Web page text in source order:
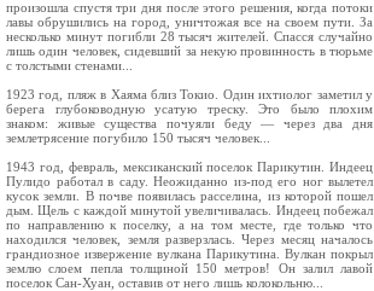
произошла спустя три дня после этого решения, когда потоки
лавы обрушились на город, уничтожая все на своем пути. За
несколько минут погибли 28 тысяч жителей. Спасся случайно
лишь один человек, сидевший за некую провинность в тюрьме
с толстыми стенами...
1923 год, пляж в Хаяма близ Токио. Один ихтиолог заметил у
берега глубоководную усатую треску. Это было плохим
знаком: живые существа почуяли беду — через два дня
землетрясение погубило 150 тысяч человек...
1943 год, февраль, мексиканский поселок Парикутин. Индеец
Пулидо работал в саду. Неожиданно из-под его ног вылетел
кусок земли. В почве появилась расселина, из которой пошел
дым. Щель с каждой минутой увеличивалась. Индеец побежал
по направлению к поселку, а на том месте, где только что
находился человек, земля разверзлась. Через месяц началось
грандиозное извержение вулкана Парикутина. Вулкан покрыл
землю слоем пепла толщиной 150 метров! Он залил лавой
поселок Сан-Хуан, оставив от него лишь колокольню...